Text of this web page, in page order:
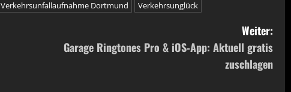
Verkehrsunfallaufnahme Dortmund Verkehrsunglück
Weiter:
Garage Ringtones Pro & iOS‑App: Aktuell gratis
zuschlagen